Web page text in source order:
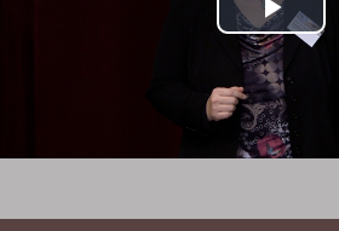
Play
Video